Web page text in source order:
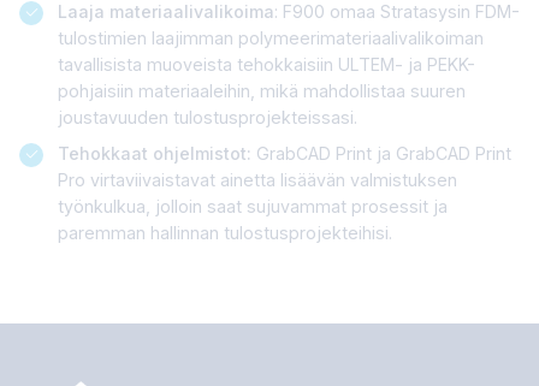
Laaja materiaalivalikoima: F900 omaa Stratasysin FDM-
tulostimien laajimman polymeerimateriaalivalikoiman
tavallisista muoveista tehokkaisiin ULTEM- ja PEKK-
pohjaisiin materiaaleihin, mikä mahdollistaa suuren
joustavuuden tulostusprojekteissasi.
Tehokkaat ohjelmistot: GrabCAD Print ja GrabCAD Print
Pro virtaviivaistavat ainetta lisäävän valmistuksen
työnkulkua, jolloin saat sujuvammat prosessit ja
paremman hallinnan tulostusprojekteihisi.